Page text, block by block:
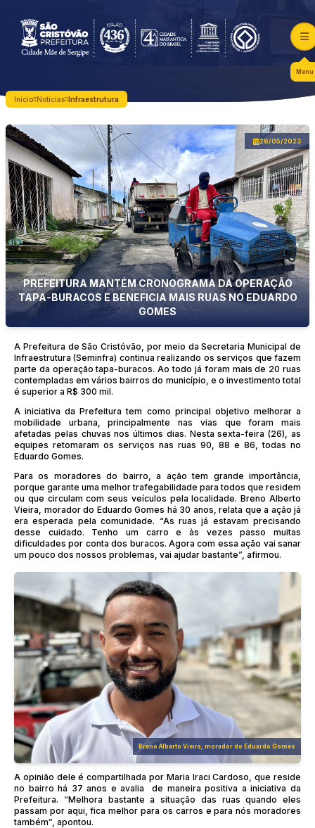
Menu
Início Notícias Infraestrutura
26/05/2023
PREFEITURA MANTÉM CRONOGRAMA DA OPERAÇÃO
TAPA-BURACOS E BENEFICIA MAIS RUAS NO EDUARDO
GOMES
A Prefeitura de São Cristóvão, por meio da Secretaria Municipal de
Infraestrutura (Seminfra) continua realizando os serviços que fazem
parte da operação tapa-buracos. Ao todo já foram mais de 20 ruas
contempladas em vários bairros do município, e o investimento total
é superior a R$ 300 mil.
A iniciativa da Prefeitura tem como principal objetivo melhorar a
mobilidade urbana, principalmente nas vias que foram mais
afetadas pelas chuvas nos últimos dias. Nesta sexta-feira (26), as
equipes retomaram os serviços nas ruas 90, 88 e 86, todas no
Eduardo Gomes.
Para os moradores do bairro, a ação tem grande importância,
porque garante uma melhor trafegabilidade para todos que residem
ou que circulam com seus veículos pela localidade. Breno Alberto
Vieira, morador do Eduardo Gomes há 30 anos, relata que a ação já
era esperada pela comunidade. “As ruas já estavam precisando
desse cuidado. Tenho um carro e às vezes passo muitas
dificuldades por conta dos buracos. Agora com essa ação vai sanar
um pouco dos nossos problemas, vai ajudar bastante”, afirmou.
Breno Alberto Vieira, morador do Eduardo Gomes
A opinião dele é compartilhada por Maria Iraci Cardoso, que reside
no bairro há 37 anos e avalia de maneira positiva a iniciativa da
Prefeitura. “Melhora bastante a situação das ruas quando eles
passam por aqui, fica melhor para os carros e para nós moradores
também”, apontou.